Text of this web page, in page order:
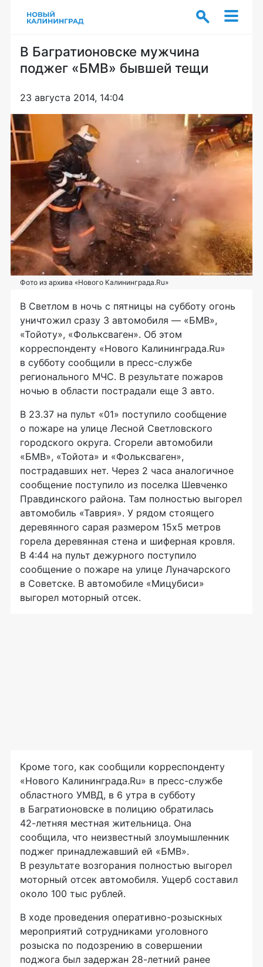
В Багратионовске мужчина
поджег «БМВ» бывшей тещи
23 августа 2014, 14:04
Фото из архива «Нового Калининграда.Ru»
В Светлом в ночь с пятницы на субботу огонь
уничтожил сразу 3 автомобиля — «БМВ»,
«Тойоту», «Фольксваген». Об этом
корреспонденту «Нового Калининграда.Ru»
в субботу сообщили в пресс-службе
регионального МЧС. В результате пожаров
ночью в области пострадали еще 3 авто.
В 23.37 на пульт «01» поступило сообщение
о пожаре на улице Лесной Светловского
городского округа. Сгорели автомобили
«БМВ», «Тойота» и «Фольксваген»,
пострадавших нет. Через 2 часа аналогичное
сообщение поступило из поселка Шевченко
Правдинского района. Там полностью выгорел
автомобиль «Таврия». У рядом стоящего
деревянного сарая размером 15x5 метров
горела деревянная стена и шиферная кровля.
В 4:44 на пульт дежурного поступило
сообщение о пожаре на улице Луначарского
в Советске. В автомобиле «Мицубиси»
выгорел моторный отсек.
Кроме того, как сообщили корреспонденту
«Нового Калининграда.Ru» в пресс-службе
областного УМВД, в 6 утра в субботу
в Багратионовске в полицию обратилась
42-летняя местная жительница. Она
сообщила, что неизвестный злоумышленник
поджег принадлежавший ей «БМВ».
В результате возгорания полностью выгорел
моторный отсек автомобиля. Ущерб составил
около 100 тыс рублей.
В ходе проведения оперативно-розыскных
мероприятий сотрудниками уголовного
розыска по подозрению в совершении
поджога был задержан 28-летний ранее